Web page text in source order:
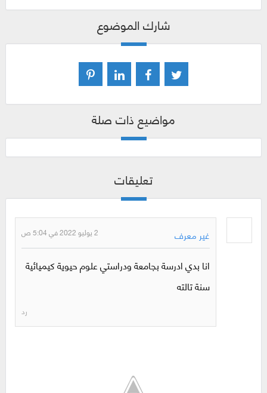
شارك الموضوع
مواضيع ذات صلة
تعليقات
غير معرف 2 يوليو 2022 في 5:04 ص
انا بدي ادرسة بجامعة ودراستي علوم حيوية كيميائية
سنة تالته
رد